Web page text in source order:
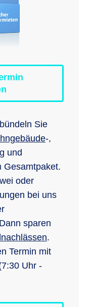
Sie
-,
und
Gesamtpaket.
oder
bei uns
sparen
.
Termin mit
Uhr -